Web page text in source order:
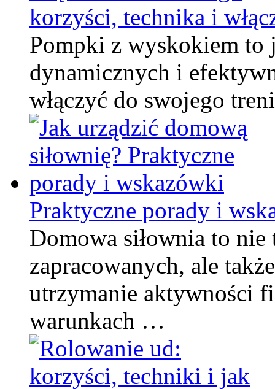
korzyści, technika i
Pompki z wyskokiem to
dynamicznych i
włączyć do swojego
Praktyczne porady i
Domowa siłownia to
zapracowanych, ale
utrzymanie aktywności
warunkach …